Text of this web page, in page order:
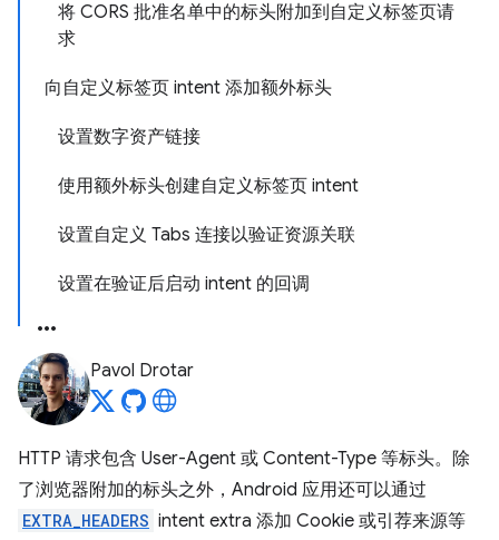
将 CORS 批准名单中的标头附加到自定义标签页请
求
向自定义标签页 intent 添加额外标头
设置数字资产链接
使用额外标头创建自定义标签页 intent
设置自定义 Tabs 连接以验证资源关联
设置在验证后启动 intent 的回调
Pavol Drotar
HTTP 请求包含 User-Agent 或 Content-Type 等标头。除
了浏览器附加的标头之外，Android 应用还可以通过
EXTRA_HEADERS intent extra 添加 Cookie 或引荐来源等